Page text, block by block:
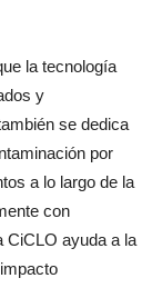
la tecnología
y
se dedica
por
a lo largo de la
con
CiCLO ayuda a la